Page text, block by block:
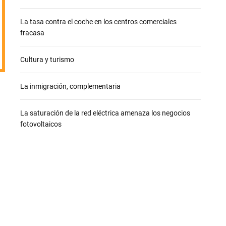
La tasa contra el coche en los centros comerciales
fracasa
Cultura y turismo
La inmigración, complementaria
La saturación de la red eléctrica amenaza los negocios
fotovoltaicos